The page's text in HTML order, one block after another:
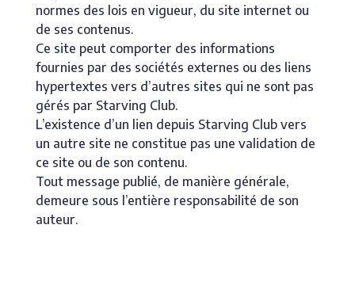
normes des lois en vigueur, du site internet ou
de ses contenus.
Ce site peut comporter des informations
fournies par des sociétés externes ou des liens
hypertextes vers d’autres sites qui ne sont pas
gérés par Starving Club.
L’existence d’un lien depuis Starving Club vers
un autre site ne constitue pas une validation de
ce site ou de son contenu.
Tout message publié, de manière générale,
demeure sous l’entière responsabilité de son
auteur.